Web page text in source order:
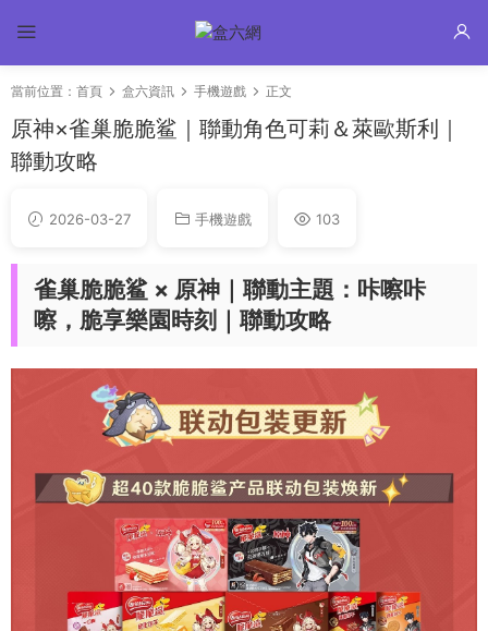
當前位置： 首頁 盒六資訊 手機遊戲 正文
原神×雀巢脆脆鲨｜聯動角色可莉＆萊歐斯利｜
聯動攻略
2026-03-27 手機遊戲 103
雀巢脆脆鲨 × 原神｜聯動主題：咔嚓咔
嚓，脆享樂園時刻｜聯動攻略